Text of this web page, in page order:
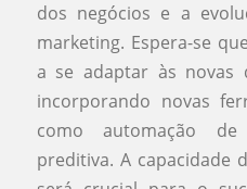
dos negócios e a
marketing. Espera-se
a se adaptar às novas
incorporando novas
como automação
preditiva. A capacidade